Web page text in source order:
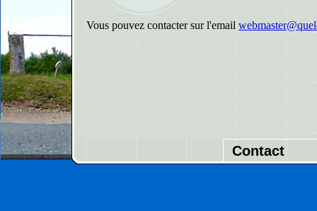
Vous pouvez contacter sur l'email
Contact